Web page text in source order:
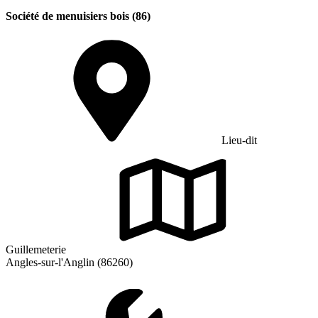
Société de menuisiers bois (86)
Lieu-dit
Guillemeterie
Angles-sur-l'Anglin (86260)